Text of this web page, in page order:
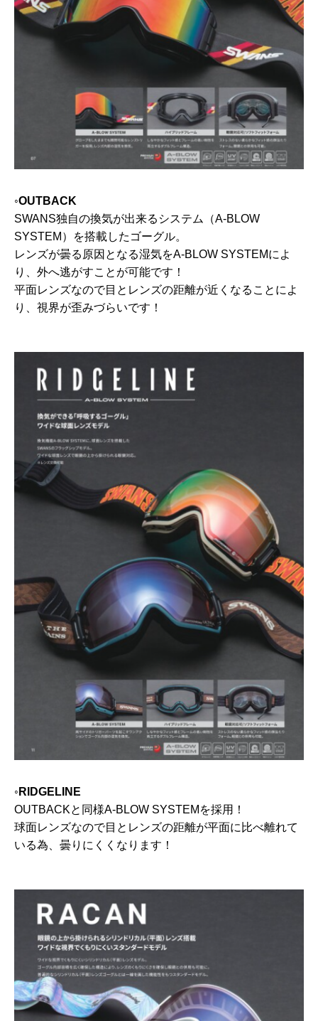
◦OUTBACK
SWANS独自の換気が出来るシステム（A-BLOW
SYSTEM）を搭載したゴーグル。
レンズが曇る原因となる湿気をA-BLOW SYSTEMによ
り、外へ逃がすことが可能です！
平面レンズなので目とレンズの距離が近くなることによ
り、視界が歪みづらいです！
◦RIDGELINE
OUTBACKと同様A-BLOW SYSTEMを採用！
球面レンズなので目とレンズの距離が平面に比べ離れて
いる為、曇りにくくなります！